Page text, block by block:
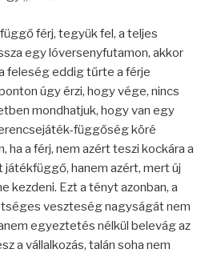
férj, tegyük fel, a teljes
egy lóversenyfutamon, akkor
feleség eddig tűrte a férje
úgy érzi, hogy vége, nincs
mondhatjuk, hogy van egy
függőség köré
ha a férj, nem azért teszi kockára a
játékfüggő, hanem azért, mert új
kezdeni. Ezt a tényt azonban, a
veszteség nagyságát nem
egyeztetés nélkül belevág az
a vállalkozás, talán soha nem